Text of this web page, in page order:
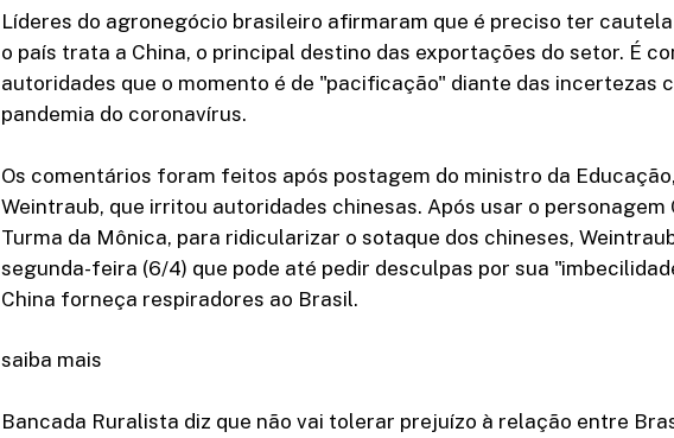
Líderes do agronegócio brasileiro afirmaram que é preciso ter
o país trata a China, o principal destino das exportações do setor. É
autoridades que o momento é de "pacificação" diante das incertezas
pandemia do coronavírus.
Os comentários foram feitos após postagem do ministro da
Weintraub, que irritou autoridades chinesas. Após usar o personagem
Turma da Mônica, para ridicularizar o sotaque dos chineses,
segunda-feira (6/4) que pode até pedir desculpas por sua
China forneça respiradores ao Brasil.
saiba mais
Bancada Ruralista diz que não vai tolerar prejuízo à relação entre